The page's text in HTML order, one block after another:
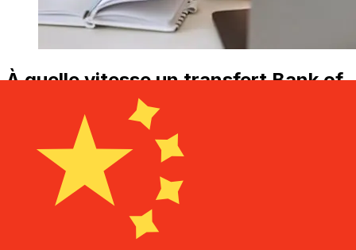
À quelle vitesse un transfert Bank of
China Hong Kong HKD CNY ?
Les délais de livraison pour les transferts internationaux
avec Bank of China Hong Kong de Hong Kong à Chine
varient selon le mode de paiement et le moment de la
transaction. En général, les virements bancaires
internationaux prennent de 1 à 5 jours ouvrables. Des
facteurs tels que les jours fériés bancaires et les
contrôles de sécurité peuvent également influencer la